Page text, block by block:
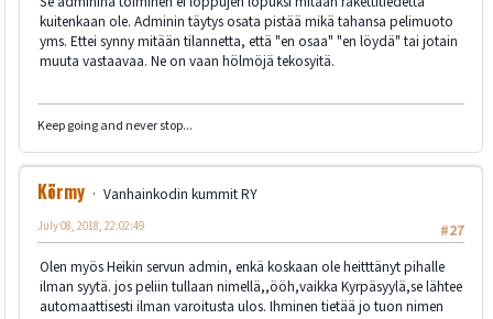
kuitenkaan ole. Adminin täytys osata pistää mikä tahansa pelimuoto
yms. Ettei synny mitään tilannetta, että "en osaa" "en löydä" tai jotain
muuta vastaavaa. Ne on vaan hölmöjä tekosyitä.
Keep going and never stop...
Körmy
Vanhainkodin kummit RY
#27
July 08, 2018, 22:02:49
Olen myös Heikin servun admin, enkä koskaan ole heitttänyt pihalle
ilman syytä. jos peliin tullaan nimellä,,ööh,vaikka Kyrpäsyylä,se lähtee
automaattisesti ilman varoitusta ulos. Ihminen tietää jo tuon nimen